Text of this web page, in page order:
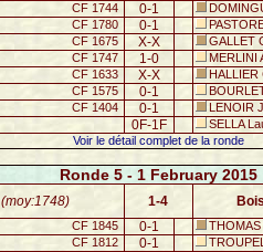
CF 1744 0-1
CF 1780 0-1
CF 1675 X-X GALLET
CF 1747 1-0 MERLINI
CF 1633 X-X HALLIER
CF 1575 0-1
CF 1404 0-1 LENOIR
0F-1F SELLA
Voir le détail complet de la ronde
Ronde 5 - 1 February 2015
(moy:1748) 1-4
CF 1845 0-1 THOMAS
CF 1812 0-1